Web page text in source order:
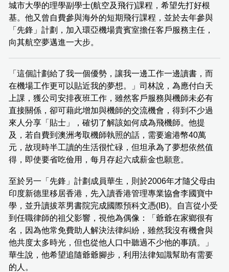
城市大學的理學副學士(航空及飛行)課程，希望先打好根
基。他又曾自費參與海外的短期飛行課程，並於去年參與
「先鋒」計劃，加入環亞機場貴賓室擔任客戶服務主任，
向其航空夢邁進一大步。
「這個計劃給了我一個優勢，讓我一邊工作一邊讀書，而
在機場工作更可以貼近我的夢想。」司林說，為應付白天
上課，獲公司安排夜班工作，雖然客戶服務與機師未必有
直接關係，卻可藉此增加與機師的交流機會，得到不少過
來人分享「貼士」，確切了解該如何成為飛機師。他提
及，若自費到澳洲考取機師執照的話，需要逾港幣40萬
元，故現時半工讀的生活很忙碌，但坦承為了夢想依然值
得，即使要省吃儉用，每月存起六成薪金也願意。
至於另一「先鋒」計劃成員華生，則於2006年才隨父母由
印度新德里移居香港，先入讀香港管理專業協會李國寶中
學，並升讀拔萃男書院完成國際預科文憑(IB)。自言從小受
到任職律師的祖父影響，視他為偶像：「爺爺在家鄉很有
名，因為他常免費助人解決法律糾紛，雖然我沒有機會與
他共度太多時光，但也從他人口中聽過不少他的事蹟。」
華生說，他希望追隨爺爺腳步，利用法律知識幫助有需要
的人。